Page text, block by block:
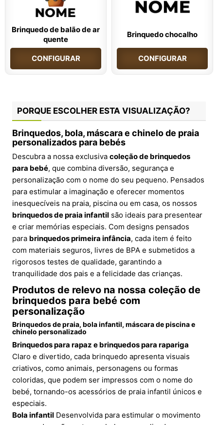
Brinquedo de balão de ar
quente
CONFIGURAR
Brinquedo chocalho
CONFIGURAR
PORQUE ESCOLHER ESTA VISUALIZAÇÃO?
Brinquedos, bola, máscara e chinelo de praia
personalizados para bebés
Descubra a nossa exclusiva coleção de brinquedos
para bebé, que combina diversão, segurança e
personalização com o nome do seu pequeno. Pensados
para estimular a imaginação e oferecer momentos
inesquecíveis na praia, piscina ou em casa, os nossos
brinquedos de praia infantil são ideais para presentear
e criar memórias especiais. Com designs pensados
para brinquedos primeira infância, cada item é feito
com materiais seguros, livres de BPA e submetidos a
rigorosos testes de qualidade, garantindo a
tranquilidade dos pais e a felicidade das crianças.
Produtos de relevo na nossa coleção de
brinquedos para bebé com
personalização
Brinquedos de praia, bola infantil, máscara de piscina e
chinelo personalizado
Brinquedos para rapaz e brinquedos para rapariga
Claro e divertido, cada brinquedo apresenta visuais
criativos, como animais, personagens ou formas
coloridas, que podem ser impressos com o nome do
bebé, tornando-os acessórios de praia infantil únicos e
especiais.
Bola infantil Desenvolvida para estimular o movimento